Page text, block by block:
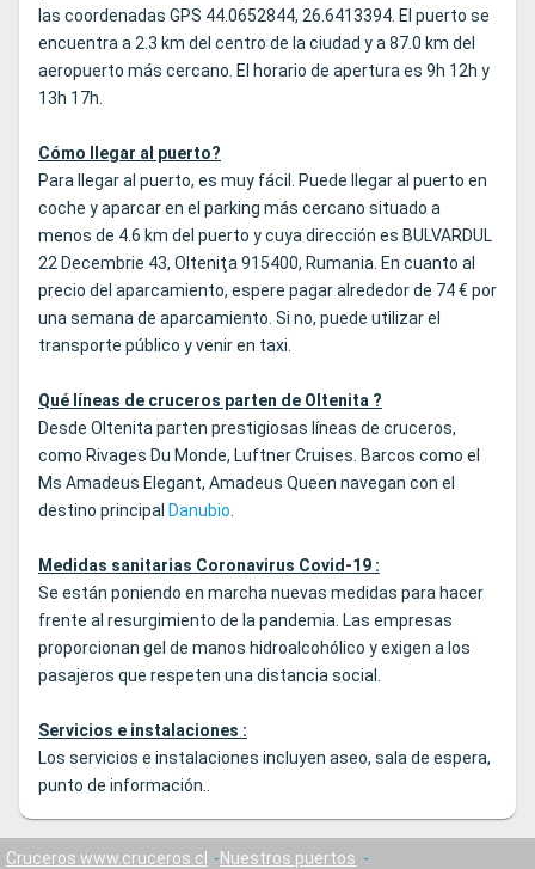
las coordenadas GPS 44.0652844, 26.6413394. El puerto se
encuentra a 2.3 km del centro de la ciudad y a 87.0 km del
aeropuerto más cercano. El horario de apertura es 9h 12h y
13h 17h.
Cómo llegar al puerto?
Para llegar al puerto, es muy fácil. Puede llegar al puerto en
coche y aparcar en el parking más cercano situado a
menos de 4.6 km del puerto y cuya dirección es BULVARDUL
22 Decembrie 43, Olteniţa 915400, Rumania. En cuanto al
precio del aparcamiento, espere pagar alrededor de 74 € por
una semana de aparcamiento. Si no, puede utilizar el
transporte público y venir en taxi.
Qué líneas de cruceros parten de Oltenita ?
Desde Oltenita parten prestigiosas líneas de cruceros,
como Rivages Du Monde, Luftner Cruises. Barcos como el
Ms Amadeus Elegant, Amadeus Queen navegan con el
destino principal Danubio.
Medidas sanitarias Coronavirus Covid-19 :
Se están poniendo en marcha nuevas medidas para hacer
frente al resurgimiento de la pandemia. Las empresas
proporcionan gel de manos hidroalcohólico y exigen a los
pasajeros que respeten una distancia social.
Servicios e instalaciones :
Los servicios e instalaciones incluyen aseo, sala de espera,
punto de información..
Cruceros www.cruceros.cl
Nuestros puertos